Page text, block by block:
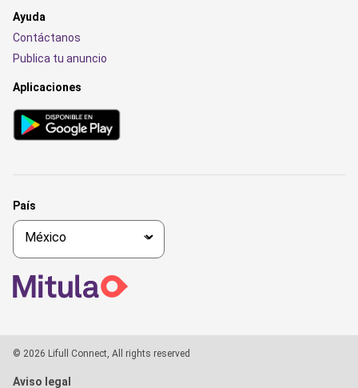
Ayuda
Contáctanos
Publica tu anuncio
Aplicaciones
País
© 2026 Lifull Connect, All rights reserved
Aviso legal